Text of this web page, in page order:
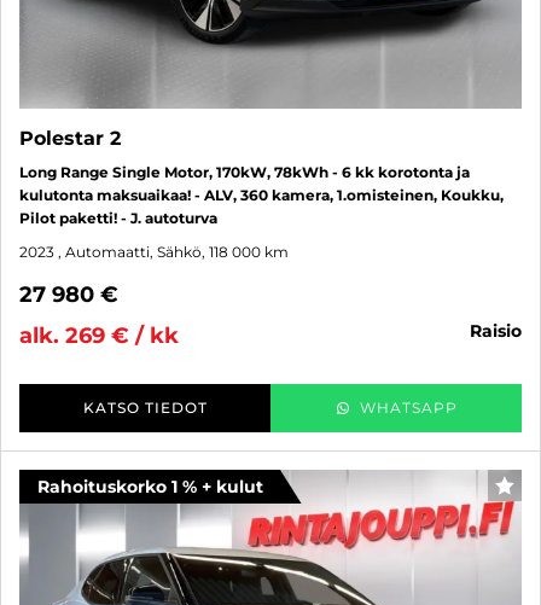
Polestar 2
Long Range Single Motor, 170kW, 78kWh - 6 kk korotonta ja
kulutonta maksuaikaa! - ALV, 360 kamera, 1.omisteinen, Koukku,
Pilot paketti! - J. autoturva
2023 , Automaatti, Sähkö, 118 000 km
27 980 €
alk. 269 € / kk
raisio
KATSO TIEDOT WHATSAPP
Rahoituskorko 1 % + kulut